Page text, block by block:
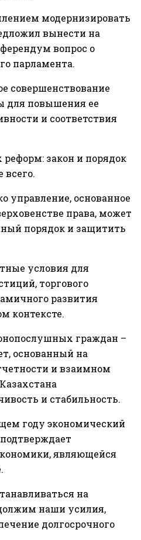
модернизировать
вынести на
вопрос о
парламента.
совершенствование
для повышения ее
и соответствия
закон и порядок
управление, основанное
права, может
порядок и защитить
условия для
торгового
развития
контексте.
граждан –
основанный на
и взаимном
и стабильность.
году экономический
являющейся
на
наши усилия,
долгосрочного